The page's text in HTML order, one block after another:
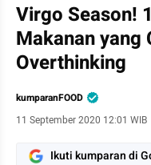
Virgo Season!
Makanan yang
Overthinking
kumparanFOOD
11 September 2020 12:01 WIB
Ikuti kumparan di